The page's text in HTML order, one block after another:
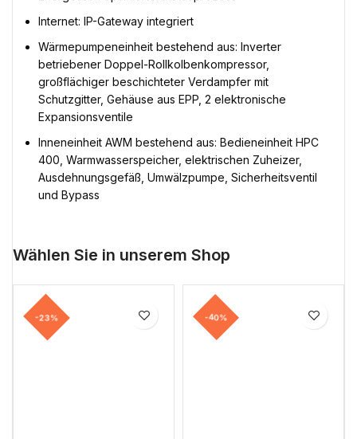
Internet: IP-Gateway integriert
Wärmepumpeneinheit bestehend aus: Inverter
betriebener Doppel-Rollkolbenkompressor,
großflächiger beschichteter Verdampfer mit
Schutzgitter, Gehäuse aus EPP, 2 elektronische
Expansionsventile
Inneneinheit AWM bestehend aus: Bedieneinheit HPC
400, Warmwasserspeicher, elektrischen Zuheizer,
Ausdehnungsgefäß, Umwälzpumpe, Sicherheitsventil
und Bypass
Wählen Sie in unserem Shop
-23% -40%